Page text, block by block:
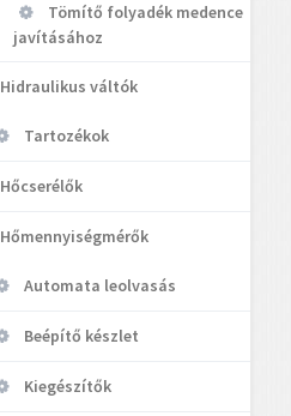
Tömítő folyadék medence
javításához
Hidraulikus váltók
Tartozékok
Hőcserélők
Hőmennyiségmérők
Automata leolvasás
Beépítő készlet
Kiegészítők